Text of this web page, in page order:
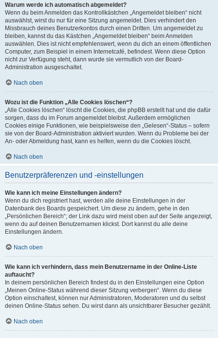
Warum werde ich automatisch abgemeldet?
Wenn du beim Anmelden das Kontrollkästchen „Angemeldet bleiben“ nicht
auswählst, wirst du nur für eine Sitzung angemeldet. Dies verhindert den
Missbrauch deines Benutzerkontos durch einen Dritten. Um angemeldet zu
bleiben, kannst du das Kästchen „Angemeldet bleiben“ beim Anmelden
auswählen. Dies ist nicht empfehlenswert, wenn du dich an einem öffentlichen
Computer, zum Beispiel in einem Internetcafé, befindest. Wenn diese Option
nicht zur Verfügung steht, dann wurde sie vermutlich von der Board-
Administration ausgeschaltet.
Nach oben
Wozu ist die Funktion „Alle Cookies löschen“?
„Alle Cookies löschen“ löscht die Cookies, die phpBB erstellt hat und die dafür
sorgen, dass du im Forum angemeldet bleibst. Außerdem ermöglichen
Cookies einige Funktionen, wie beispielsweise den „Gelesen“-Status – sofern
sie von der Board-Administration aktiviert wurden. Wenn du Probleme bei der
An- oder Abmeldung hast, kann es helfen, wenn du die Cookies löscht.
Nach oben
Benutzerpräferenzen und -einstellungen
Wie kann ich meine Einstellungen ändern?
Wenn du dich registriert hast, werden alle deine Einstellungen in der
Datenbank des Boards gespeichert. Um diese zu ändern, gehe in den
„Persönlichen Bereich“; der Link dazu wird meist oben auf der Seite angezeigt,
wenn du auf deinen Benutzernamen klickst. Dort kannst du alle deine
Einstellungen ändern.
Nach oben
Wie kann ich verhindern, dass mein Benutzername in der Online-Liste
auftaucht?
In deinem persönlichen Bereich findest du in den Einstellungen eine Option
„Meinen Online-Status während dieser Sitzung verbergen“. Wenn du diese
Option einschaltest, können nur Administratoren, Moderatoren und du selbst
deinen Online-Status sehen. Du wirst dann als unsichtbarer Besucher gezählt.
Nach oben